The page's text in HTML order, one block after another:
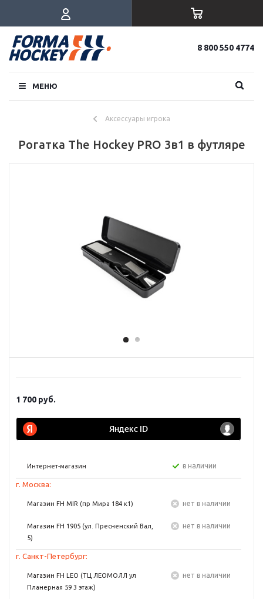
8 800 550 4774
МЕНЮ
Аксессуары игрока
Рогатка The Hockey PRO 3в1 в футляре
1 700 руб.
Интернет-магазин в наличии
г. Москва:
Магазин FH MIR (пр Мира 184 к1) Нет в наличии
Магазин FH 1905 (ул. Пресненский Вал,
5)
Нет в наличии
г. Санкт-Петербург:
Магазин FH LEO (ТЦ ЛЕОМОЛЛ ул
Планерная 59 3 этаж)
Нет в наличии